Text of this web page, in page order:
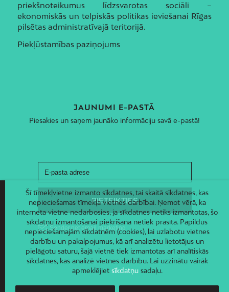
priekšnoteikumus līdzsvarotas sociāli –
ekonomiskās un telpiskās politikas ieviešanai Rīgas
pilsētas administratīvajā teritorijā.
Piekļūstamības paziņojums
JAUNUMI E-PASTĀ
Piesakies un saņem jaunāko informāciju savā e-pastā!
Šī tīmekļvietne izmanto sīkdatnes, tai skaitā sīkdatnes, kas
nepieciešamas tīmekļa vietnes darbībai. Ņemot vērā, ka
interneta vietne nedarbosies, ja sīkdatnes netiks izmantotas, šo
sīkdatņu izmantošanai piekrišana netiek prasīta. Papildus
nepieciešamajām sīkdatnēm (cookies), lai uzlabotu vietnes
darbību un pakalpojumus, kā arī analizētu lietotājus un
pielāgotu saturu, šajā vietnē tiek izmantotas arī analītiskās
sīkdatnes, kas analizē vietnes darbību. Lai uzzinātu vairāk
apmeklējiet sīkdatņusadaļu.